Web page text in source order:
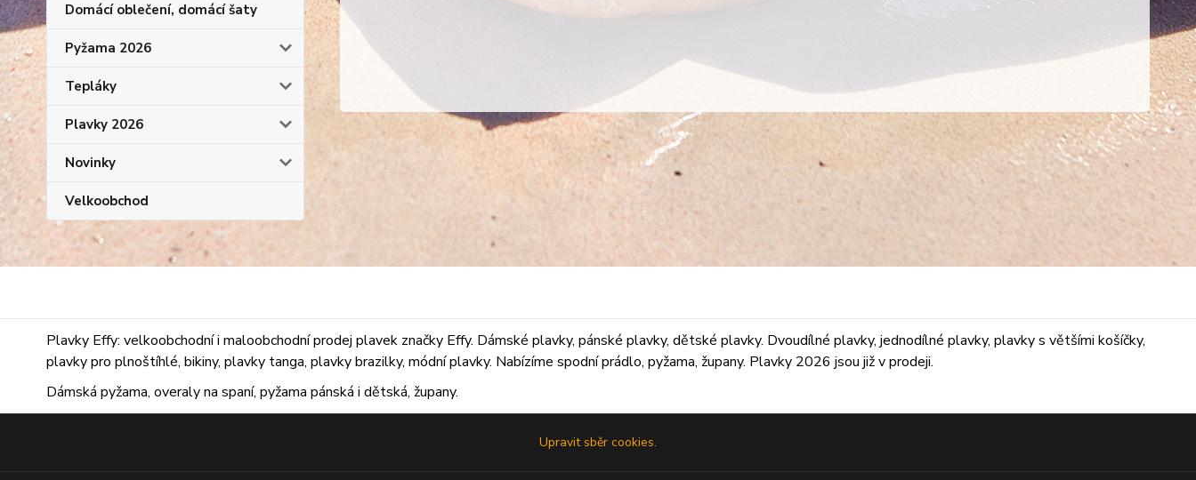
Domácí oblečení, domácí šaty
Pyžama 2026
Tepláky
Plavky 2026
Novinky
Velkoobchod
Plavky Effy: velkoobchodní i maloobchodní prodej plavek značky Effy. Dámské plavky, pánské plavky, dětské plavky. Dvoudílné plavky, jednodílné plavky, plavky s většími košíčky,
plavky pro plnoštíhlé, bikiny, plavky tanga, plavky brazilky, módní plavky. Nabízíme spodní prádlo, pyžama, župany. Plavky 2026 jsou již v prodeji.
Dámská pyžama, overaly na spaní, pyžama pánská i dětská, župany.
Upravit sběr cookies.